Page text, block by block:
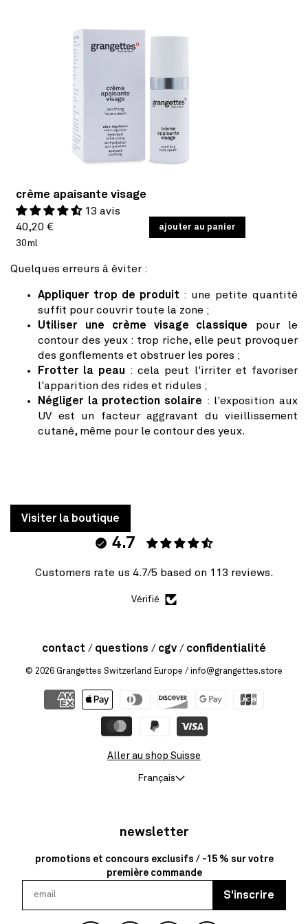
crème apaisante visage
13 avis
Prix
habituel
40,20 €
PRIX
UNITAIRE
/
30ml
ajouter au panier
Quelques erreurs à éviter :
Appliquer trop de produit : une petite quantité
suffit pour couvrir toute la zone ;
Utiliser une crème visage classique pour le
contour des yeux : trop riche, elle peut provoquer
des gonflements et obstruer les pores ;
Frotter la peau : cela peut l'irriter et favoriser
l'apparition des rides et ridules ;
Négliger la protection solaire : l'exposition aux
UV est un facteur aggravant du vieillissement
cutané, même pour le contour des yeux.
Visiter la boutique
4.7
Customers rate us 4.7/5 based on 113 reviews.
Vérifié
contact questions cgv confidentialité
© 2026 Grangettes Switzerland Europe / info@grangettes.store
Aller au shop Suisse
Français
newsletter
promotions et concours exclusifs / -15 % sur votre
première commande
S'inscrire